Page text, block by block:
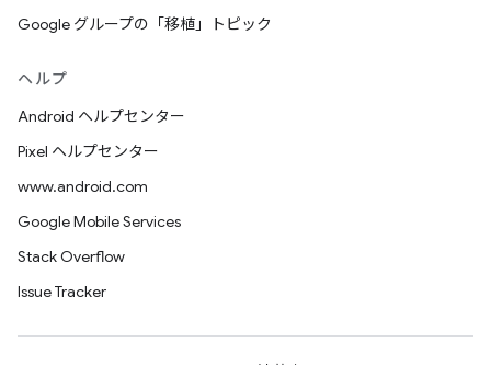
Google グループの「移植」トピック
ヘルプ
Android ヘルプセンター
Pixel ヘルプセンター
www.android.com
Google Mobile Services
Stack Overflow
Issue Tracker